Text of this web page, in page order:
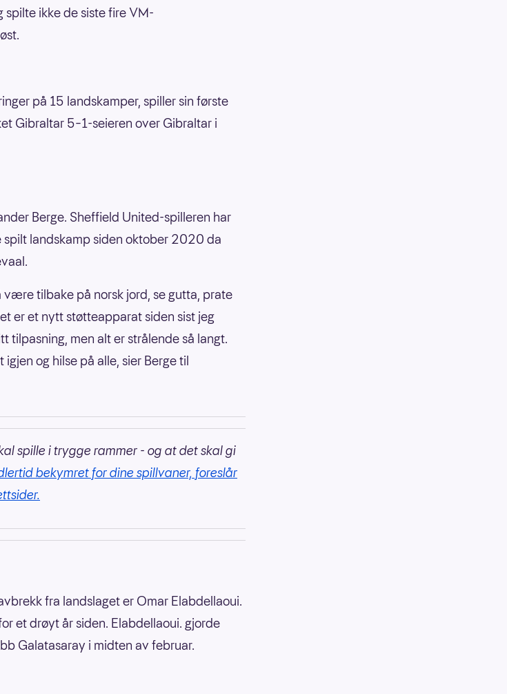
spilte ikke de siste fire VM-
på 15 landskamper, spiller sin første
Gibraltar 5–1-seieren over Gibraltar i
Berge. Sheffield United-spilleren har
landskamp siden oktober 2020 da
være tilbake på norsk jord, se gutta, prate
er et nytt støtteapparat siden sist jeg
tilpasning, men alt er strålende så langt.
og hilse på alle, sier Berge til
spille i trygge rammer - og at det skal gi
bekymret for dine spillvaner, foreslår
fra landslaget er Omar Elabdellaoui.
et drøyt år siden. Elabdellaoui. gjorde
Galatasaray i midten av februar.